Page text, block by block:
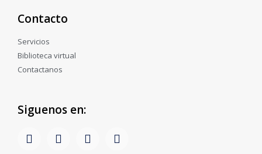
Contacto
Servicios
Biblioteca virtual
Contactanos
Siguenos en: